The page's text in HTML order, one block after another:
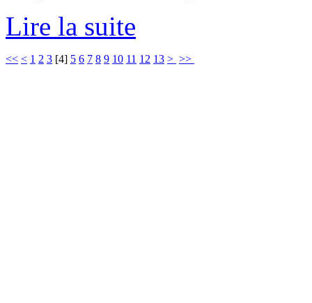
Lire la suite
<< < 1 2 3 [4] 5 6 7 8 9 10 11 12 13 > >>